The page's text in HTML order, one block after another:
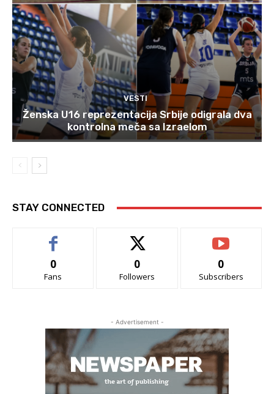
VESTI
Ženska U16 reprezentacija Srbije odigrala dva
kontrolna meča sa Izraelom
STAY CONNECTED
0
Fans
0
Followers
0
Subscribers
- Advertisement -